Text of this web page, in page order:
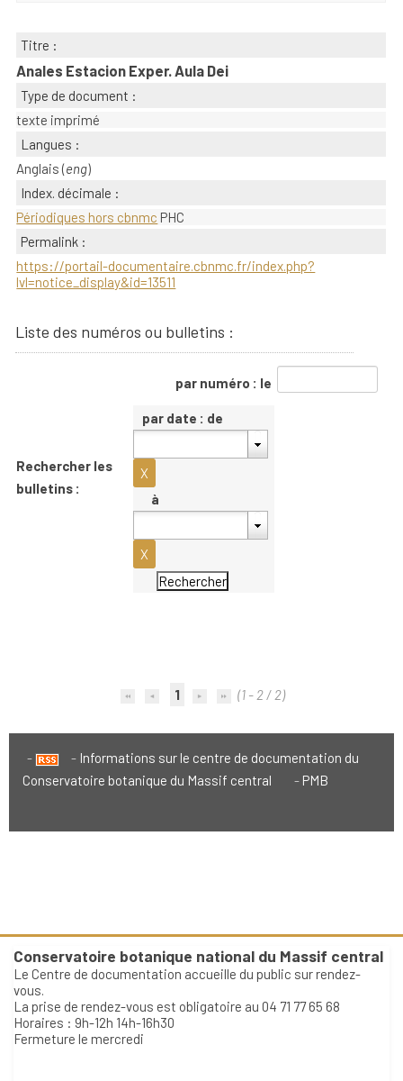
Titre :
Anales Estacion Exper. Aula Dei
Type de document :
texte imprimé
Langues :
Anglais (eng)
Index. décimale :
Périodiques hors cbnmc PHC
Permalink :
https://portail-documentaire.cbnmc.fr/index.php?
lvl=notice_display&id=13511
Liste des numéros ou bulletins :
Rechercher les
bulletins :
par numéro : le
par date : de
à
1 (1 - 2 / 2)
Informations sur le centre de documentation du
Conservatoire botanique du Massif central
PMB
Conservatoire botanique national du Massif central
Le Centre de documentation accueille du public sur rendez-
vous.
La prise de rendez-vous est obligatoire au 04 71 77 65 68
Horaires : 9h-12h 14h-16h30
Fermeture le mercredi